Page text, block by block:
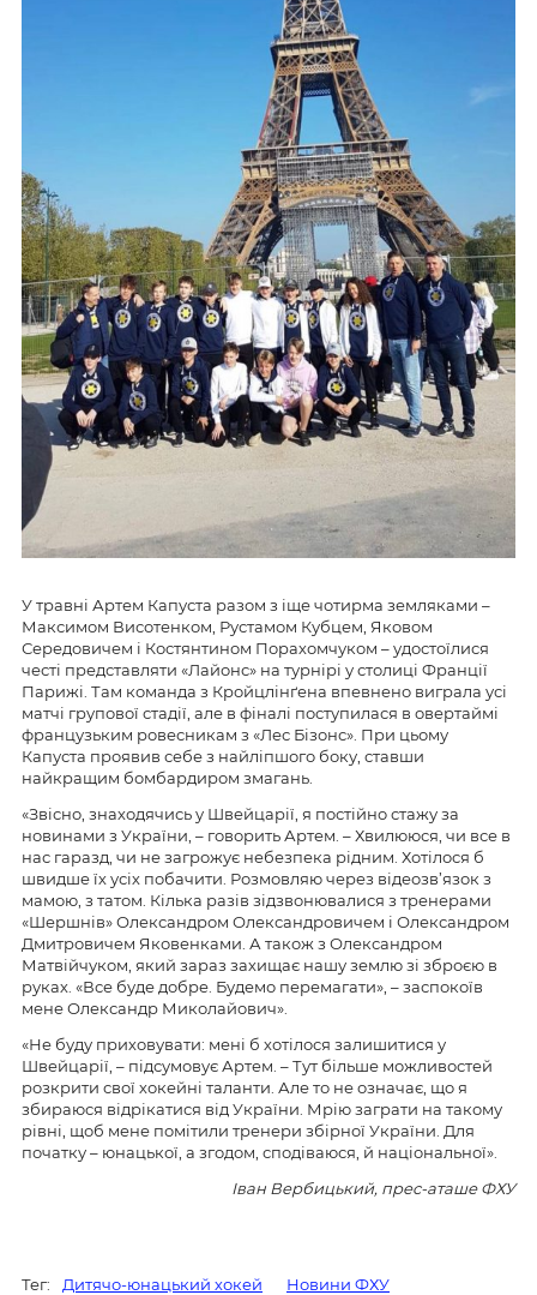
У травні Артем Капуста разом з іще чотирма земляками –
Максимом Висотенком, Рустамом Кубцем, Яковом
Середовичем і Костянтином Порахомчуком – удостоїлися
честі представляти «Лайонс» на турнірі у столиці Франції
Парижі. Там команда з Кройцлінґена впевнено виграла усі
матчі групової стадії, але в фіналі поступилася в овертаймі
французьким ровесникам з «Лес Бізонс». При цьому
Капуста проявив себе з найліпшого боку, ставши
найкращим бомбардиром змагань.
«Звісно, знаходячись у Швейцарії, я постійно стажу за
новинами з України, – говорить Артем. – Хвилююся, чи все в
нас гаразд, чи не загрожує небезпека рідним. Хотілося б
швидше їх усіх побачити. Розмовляю через відеозв’язок з
мамою, з татом. Кілька разів зідзвонювалися з тренерами
«Шершнів» Олександром Олександровичем і Олександром
Дмитровичем Яковенками. А також з Олександром
Матвійчуком, який зараз захищає нашу землю зі зброєю в
руках. «Все буде добре. Будемо перемагати», – заспокоїв
мене Олександр Миколайович».
«Не буду приховувати: мені б хотілося залишитися у
Швейцарії, – підсумовує Артем. – Тут більше можливостей
розкрити свої хокейні таланти. Але то не означає, що я
збираюся відрікатися від України. Мрію заграти на такому
рівні, щоб мене помітили тренери збірної України. Для
початку – юнацької, а згодом, сподіваюся, й національної».
Іван Вербицький, прес-аташе ФХУ
Тег: Дитячо-юнацький хокей Новини ФХУ